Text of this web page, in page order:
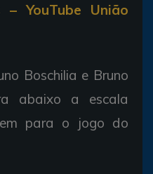
– YouTube União
Boschilia e Bruno
abaixo a escala
para o jogo do